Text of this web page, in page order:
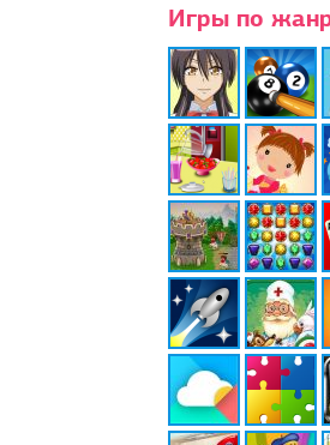
Игры по